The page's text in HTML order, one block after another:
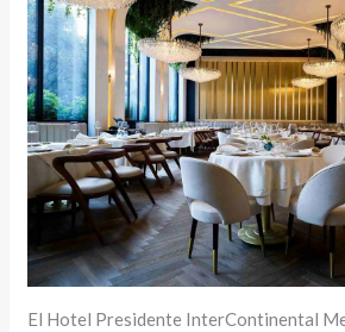
El Hotel Presidente InterContinental